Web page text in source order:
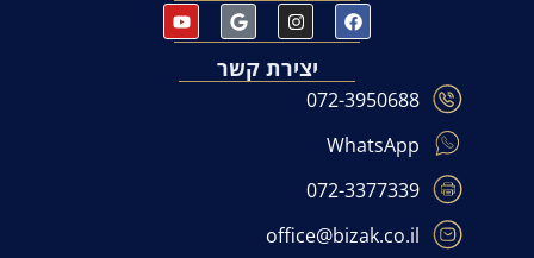
יצירת קשר
072-3950688
WhatsApp
072-3377339
office@bizak.co.il